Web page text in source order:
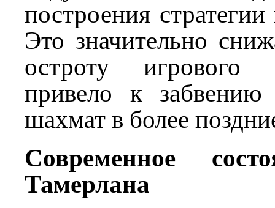
построения
Это значительно
остроту игрового
привело к забвению
шахмат в более
Современное
Тамерлана